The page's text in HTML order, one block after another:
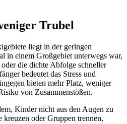
Trubel
liegt in der geringen
in einem Großgebiet unterwegs war,
die dichte Abfolge schneller
bedeutet das Stress und
bieten mehr Platz, weniger
von Zusammenstößen.
Kinder nicht aus den Augen zu
oder Gruppen trennen,